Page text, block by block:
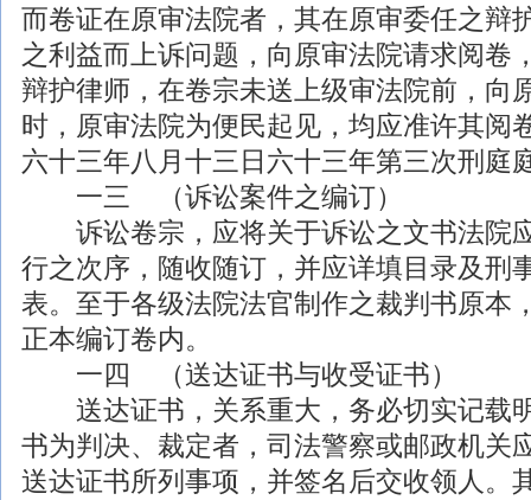
而卷证在原审法院者，其在原审委任之辩
之利益而上诉问题，向原审法院请求阅卷
辩护律师 ，在卷宗未送上级审法院前，向
时，原审法院为便民起见，均应准许其阅
六十三年八月十三日六十三年第三次刑庭
一三 （诉讼案件之编订）
诉讼卷宗，应将关于诉讼之文书法院
行之次序，随收随订，并应详填目录及刑
表。至于各级法院法官制作之裁判书原本
正本编订卷内。
一四 （送达证书与收受证书）
送达证书，关系重大，务必切实记载
书为判决、裁定者，司法警察或邮政机关
送达证书所列事项，并签名后交收领人。